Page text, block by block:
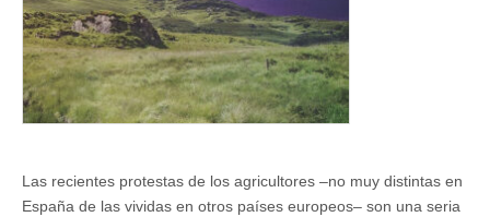
Las recientes protestas de los agricultores –no muy distintas en
España de las vividas en otros países europeos– son una seria